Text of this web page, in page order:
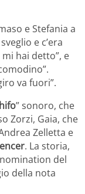
e Stefania a
e c’era
hai detto”, e
va fuori”.
” sonoro, che
Zorzi, Gaia, che
Zelletta e
. La storia,
del
della nota